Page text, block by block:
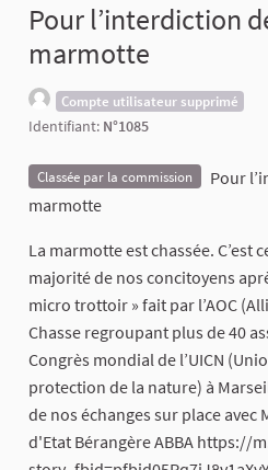
Pour l’interdiction
marmotte
Compte utilisateur supprimé
Identifiant: N°1085
Classée par la commission
Pour
marmotte
La marmotte est chassée. C’est
majorité de nos concitoyens
micro trottoir » fait par l’AOC
Chasse regroupant plus de 40
Congrès mondial de l’UICN
protection de la nature) à
de nos échanges sur place avec
d'Etat Bérangère ABBA https://